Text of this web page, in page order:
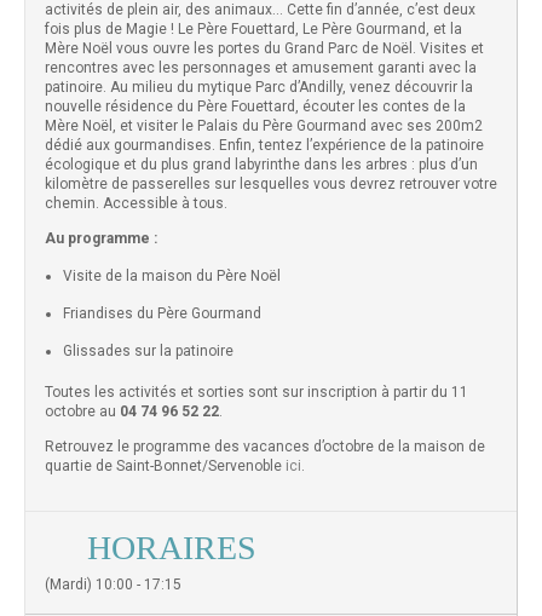
activités de plein air, des animaux… Cette fin d’année, c’est deux
fois plus de Magie ! Le Père Fouettard, Le Père Gourmand, et la
Mère Noël vous ouvre les portes du Grand Parc de Noël. Visites et
rencontres avec les personnages et amusement garanti avec la
patinoire. Au milieu du mytique Parc d’Andilly, venez découvrir la
nouvelle résidence du Père Fouettard, écouter les contes de la
Mère Noël, et visiter le Palais du Père Gourmand avec ses 200m2
dédié aux gourmandises. Enfin, tentez l’expérience de la patinoire
écologique et du plus grand labyrinthe dans les arbres : plus d’un
kilomètre de passerelles sur lesquelles vous devrez retrouver votre
chemin. Accessible à tous.
Au programme :
Visite de la maison du Père Noël
Friandises du Père Gourmand
Glissades sur la patinoire
Toutes les activités et sorties sont sur inscription à partir du 11
octobre au 04 74 96 52 22.
Retrouvez le programme des vacances d’octobre de la maison de
quartie de Saint-Bonnet/Servenoble ici.
HORAIRES
(Mardi) 10:00 - 17:15